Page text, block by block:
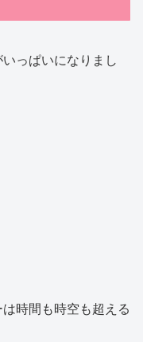
っぱいになりまし
時間も時空も超える